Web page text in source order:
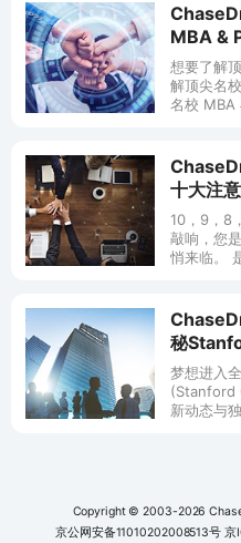
MBA &
Open
想要了解顶
解顶尖名校
名校 MBA
十大注
(9/10)
10，9，8
敲响，您
悄来临。 是否已经确定好R1一定会申的学校；
秘
梦想进入
(Stanford
新动态与独家策略？
Copyright © 2003-2026
京公网安备11010202008513号 京